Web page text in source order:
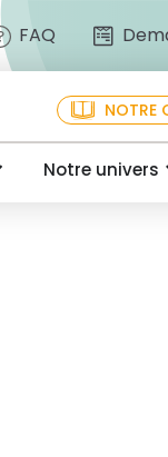
FAQ
NOTRE
Notre univers